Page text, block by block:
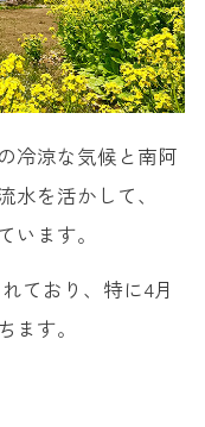
冷涼な気候と南阿
を活かして、
います。
ており、特に4月
す。